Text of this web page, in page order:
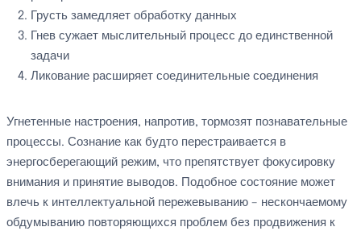
Грусть замедляет обработку данных
Гнев сужает мыслительный процесс до единственной
задачи
Ликование расширяет соединительные соединения
Угнетенные настроения, напротив, тормозят познавательные
процессы. Сознание как будто перестраивается в
энергосберегающий режим, что препятствует фокусировку
внимания и принятие выводов. Подобное состояние может
влечь к интеллектуальной пережевыванию – нескончаемому
обдумыванию повторяющихся проблем без продвижения к